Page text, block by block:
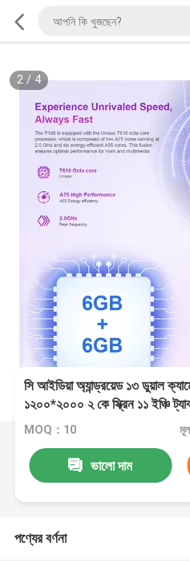
2/ 4
সি আইডিয়া অ্যান্ড্রয়েড ১৩ ডুয়াল
১২০০*২০০০ ২ কে স্ক্রিন ১১ ইঞ্চি
MOQ：10
ভালো দাম
পণ্যের বর্ণনা